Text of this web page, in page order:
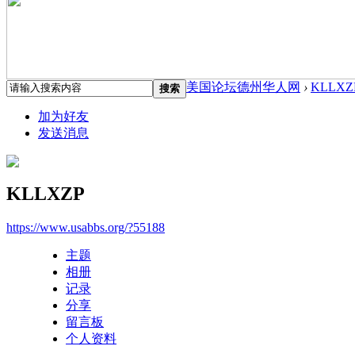
搜索 美国论坛德州华人网 ›
加为好友
发送消息
KLLXZP
https://www.usabbs.org/?55188
主题
相册
记录
分享
留言板
个人资料